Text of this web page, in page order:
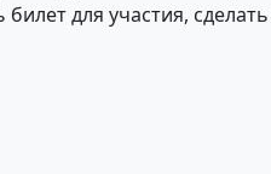
для участия,